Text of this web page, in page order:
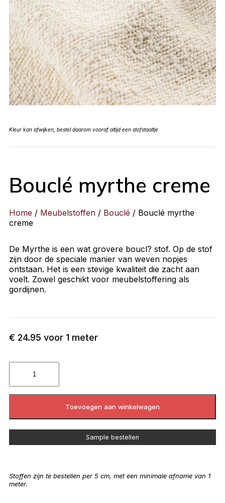
Kleur kan afwijken, bestel daarom vooraf altijd een stofstaaltje
Bouclé myrthe creme
Home / Meubelstoffen / Bouclé / Bouclé myrthe
creme
De Myrthe is een wat grovere boucl? stof. Op de stof
zijn door de speciale manier van weven nopjes
ontstaan. Het is een stevige kwaliteit die zacht aan
voelt. Zowel geschikt voor meubelstoffering als
gordijnen.
€ 24.95 voor 1 meter
Toevoegen aan winkelwagen
Sample bestellen
Stoffen zijn te bestellen per 5 cm, met een minimale afname van 1
meter.